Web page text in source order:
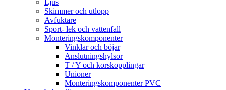
Ljus
Skimmer och utlopp
Avfuktare
Sport- lek och vattenfall
Monteringskomponenter
Vinklar och böjar
Anslutningshylsor
T / Y och korskopplingar
Unioner
Monteringskomponenter PVC